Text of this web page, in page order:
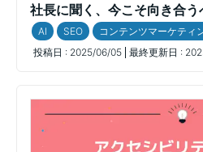
社長に聞く、今こそ向き合
AI SEO
コンテンツマーケティ
投稿日 : 2025/06/05 最終更新日 :